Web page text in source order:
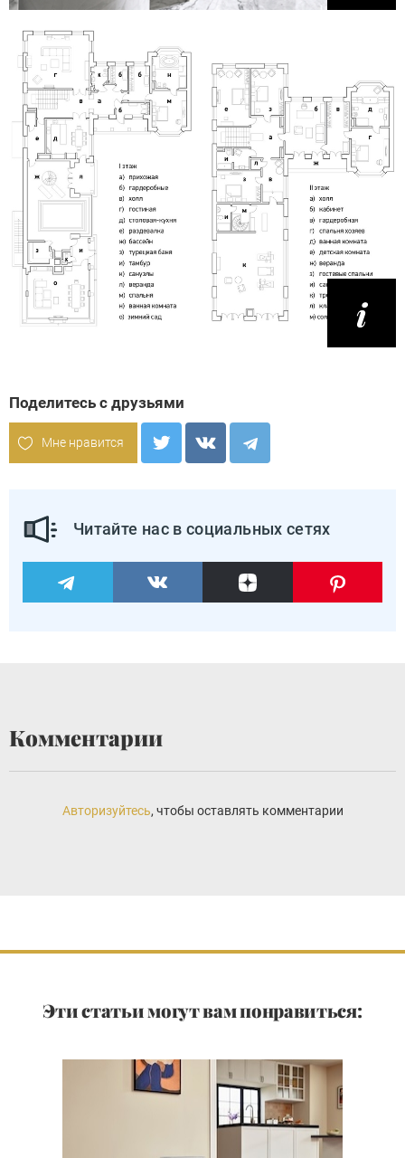
Поделитесь с друзьями
Мне нравится
Читайте нас в социальных сетях
Комментарии
Авторизуйтесь, чтобы оставлять комментарии
Эти статьи могут вам понравиться: